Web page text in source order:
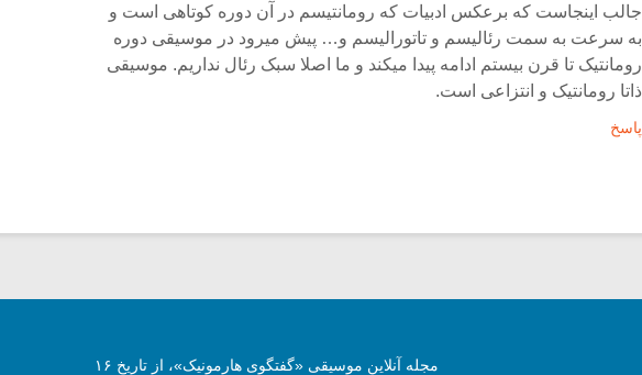
جالب اینجاست که برعکس ادبیات که رومانتیسم در آن دوره کوتاهی است و
به سرعت به سمت رئالیسم و تاتورالیسم و… پیش میرود در موسیقی دوره
رومانتیک تا قرن بیستم ادامه پیدا میکند و ما اصلا سبک رئال نداریم. موسیقی
ذاتا رومانتیک و انتزاعی است.
پاسخ
مجله آنلاین موسیقی «گفتگوی هارمونیک»، از تاریخ ۱۶